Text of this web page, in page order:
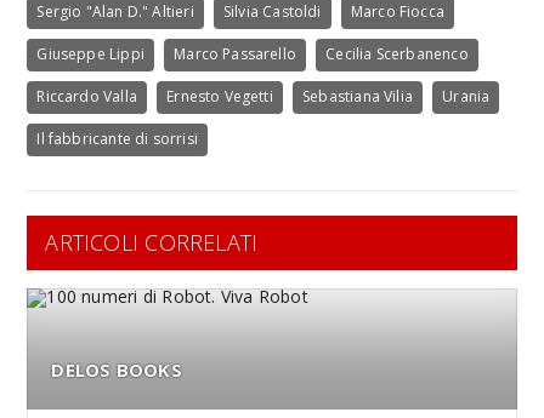
Sergio "Alan D." Altieri Silvia Castoldi Marco Fiocca
Giuseppe Lippi Marco Passarello Cecilia Scerbanenco
Riccardo Valla Ernesto Vegetti Sebastiana Vilia Urania
Il fabbricante di sorrisi
ARTICOLI CORRELATI
DELOS BOOKS